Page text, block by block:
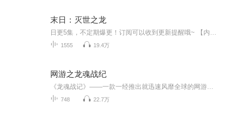
末日：灭世之龙
1555 19.4万
网游之龙魂战纪
748 22.7万